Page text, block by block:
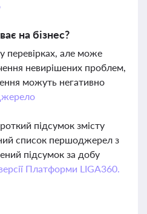
на бізнес?
перевірках, але може
невирішених проблем,
можуть негативно
підсумок змісту
список першоджерел з
підсумок за добу
Платформи LIGA360.